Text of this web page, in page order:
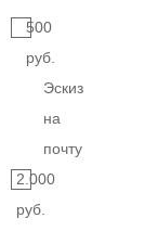
500
руб.
Эскиз
на
почту
2.000
руб.